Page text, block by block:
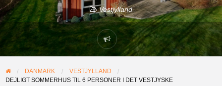
Vestjylland
DANMARK
VESTJYLLAND
DEJLIGT SOMMERHUS TIL 6 PERSONER I DET VESTJYSKE